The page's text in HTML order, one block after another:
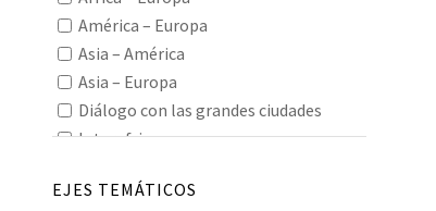
América – Europa
Asia – América
Asia – Europa
Diálogo con las grandes ciudades
Interafricano
Interasiático
EJES TEMÁTICOS